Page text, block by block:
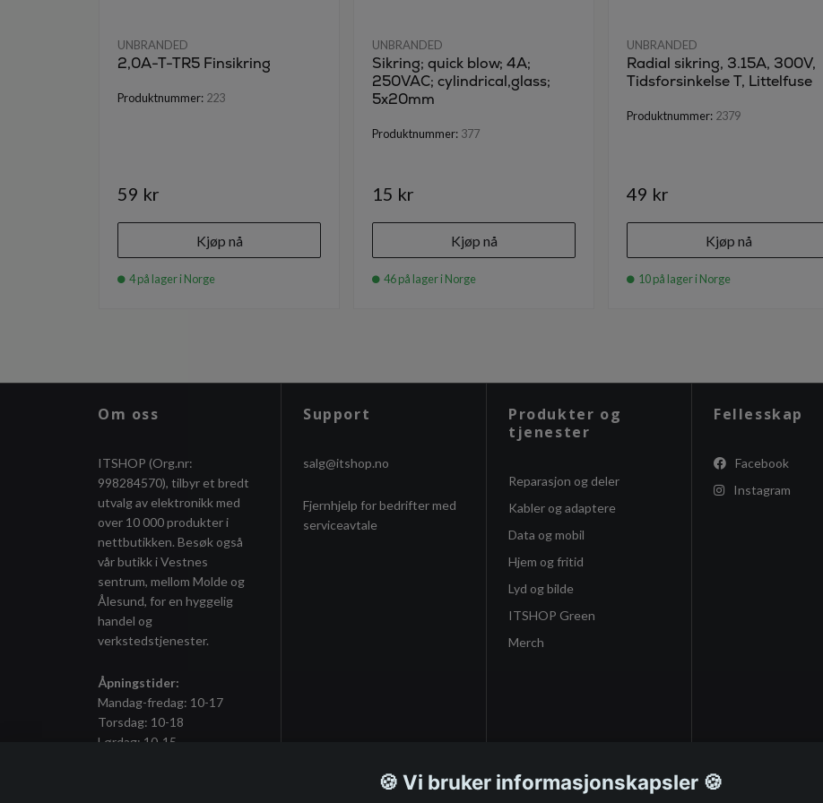
UNBRANDED
2,0A-T-TR5 Finsikring
Produktnummer: 223
59 kr
Kjøp nå
4 på lager i Norge
UNBRANDED
Sikring; quick blow; 4A;
250VAC; cylindrical,glass;
5x20mm
Produktnummer: 377
15 kr
Kjøp nå
46 på lager i Norge
UNBRANDED
Radial sikring, 3.15A, 300V,
Tidsforsinkelse T, Littelfuse
Produktnummer: 2379
49 kr
Kjøp nå
10 på lager i Norge
Om oss
ITSHOP (Org.nr:
998284570), tilbyr et bredt
utvalg av elektronikk med
over 10 000 produkter i
nettbutikken. Besøk også
vår butikk i Vestnes
sentrum, mellom Molde og
Ålesund, for en hyggelig
handel og
verkstedstjenester.
Åpningstider:
Mandag-fredag: 10-17
Torsdag: 10-18
Lørdag: 10-15
Support
salg@itshop.no
Fjernhjelp for bedrifter med
serviceavtale
Produkter og
tjenester
Reparasjon og deler
Kabler og adaptere
Data og mobil
Hjem og fritid
Lyd og bilde
ITSHOP Green
Merch
Fellesskap
Facebook
Instagram
🍪 Vi bruker informasjonskapsler 🍪